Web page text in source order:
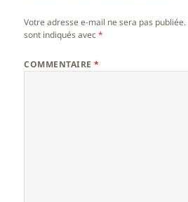
Votre adresse e-mail ne sera pas publiée.
sont indiqués avec*
COMMENTAIRE*